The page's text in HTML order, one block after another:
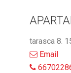
tarasca 8.
Email